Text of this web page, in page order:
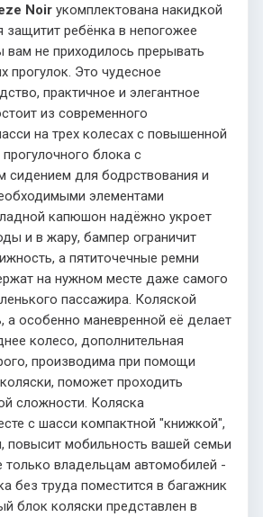
Noir укомплектована накидкой
защитит ребёнка в непогожее
вам не приходилось прерывать
прогулок. Это чудесное
практичное и элегантное
из современного
на трех колесах с повышенной
блока с
сидением для бодрствования и
элементами
капюшон надёжно укроет
и в жару, бампер ограничит
а пятиточечные ремни
на нужном месте даже самого
пассажира. Коляской
а особенно маневренной её делает
колесо, дополнительная
производима при помощи
поможет проходить
сложности. Коляска
с шасси компактной "книжкой",
повысит мобильность вашей семьи
только владельцам автомобилей -
без труда поместится в багажник
блок коляски представлен в